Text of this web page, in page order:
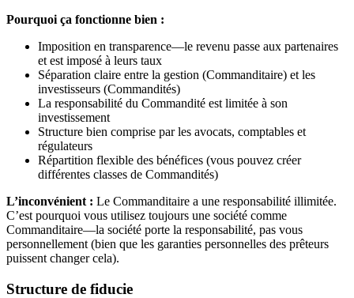
Pourquoi ça fonctionne bien :
Imposition en transparence—le revenu passe aux partenaires
et est imposé à leurs taux
Séparation claire entre la gestion (Commanditaire) et les
investisseurs (Commandités)
La responsabilité du Commandité est limitée à son
investissement
Structure bien comprise par les avocats, comptables et
régulateurs
Répartition flexible des bénéfices (vous pouvez créer
différentes classes de Commandités)
L’inconvénient : Le Commanditaire a une responsabilité illimitée.
C’est pourquoi vous utilisez toujours une société comme
Commanditaire—la société porte la responsabilité, pas vous
personnellement (bien que les garanties personnelles des prêteurs
puissent changer cela).
Structure de fiducie